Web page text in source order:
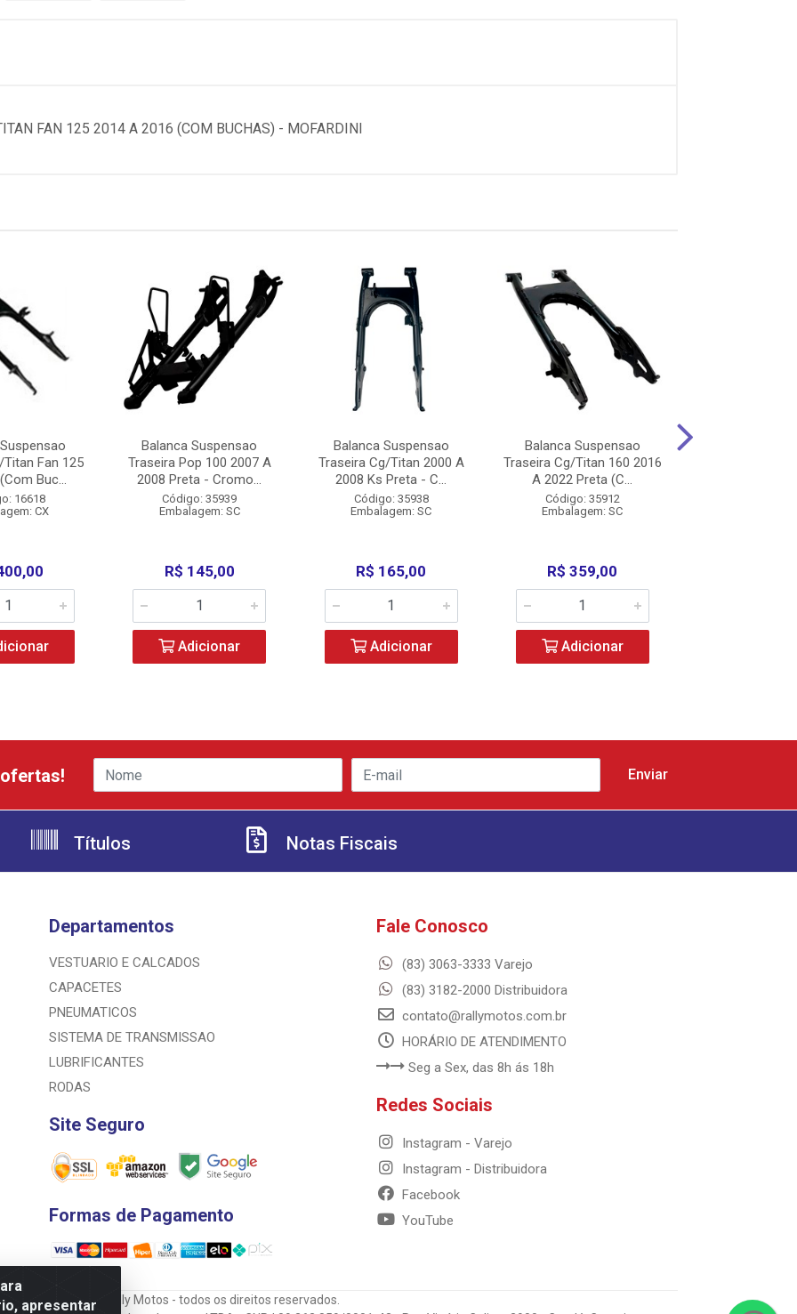
FAN 125 2014 A 2016 (COM BUCHAS) - MOFARDINI
Fan 125
Buc...
16618
CX
Balanca Suspensao
Traseira Pop 100 2007 A
2008 Preta - Cromo...
Código: 35939
Embalagem: SC
R$ 145,00
Adicionar
Balanca Suspensao
Traseira Cg/Titan 2000 A
2008 Ks Preta - C...
Código: 35938
Embalagem: SC
R$ 165,00
Adicionar
Balanca Suspensao
Traseira Cg/Titan 160 2016
A 2022 Preta (C...
Código: 35912
Embalagem: SC
R$ 359,00
Adicionar
apresentar
Títulos Notas Fiscais
Departamentos
VESTUARIO E CALCADOS
CAPACETES
PNEUMATICOS
SISTEMA DE TRANSMISSAO
LUBRIFICANTES
RODAS
Site Seguro
Formas de Pagamento
Fale Conosco
(83) 3063-3333 Varejo
(83) 3182-2000 Distribuidora
contato@rallymotos.com.br
HORÁRIO DE ATENDIMENTO
Seg a Sex, das 8h ás 18h
Redes Sociais
Instagram - Varejo
Instagram - Distribuidora
Facebook
YouTube
© 2023 Rally Motos - todos os direitos reservados.